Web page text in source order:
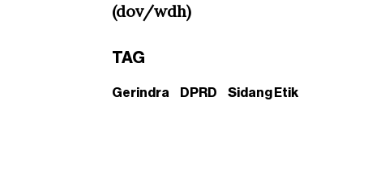
(dov/wdh)
TAG
Gerindra DPRD Sidang Etik